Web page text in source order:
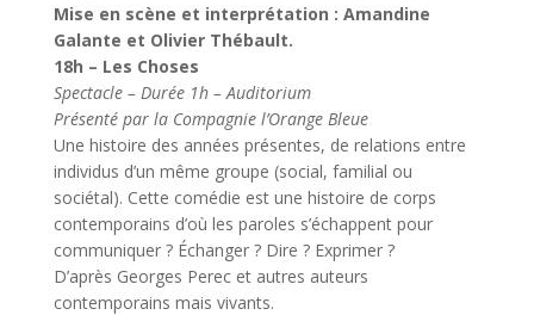
Mise en scène et interprétation : Amandine
Galante et Olivier Thébault.
18h – Les Choses
Spectacle – Durée 1h – Auditorium
Présenté par la Compagnie l’Orange Bleue
Une histoire des années présentes, de relations entre
individus d’un même groupe (social, familial ou
sociétal). Cette comédie est une histoire de corps
contemporains d’où les paroles s’échappent pour
communiquer ? Échanger ? Dire ? Exprimer ?
D’après Georges Perec et autres auteurs
contemporains mais vivants.